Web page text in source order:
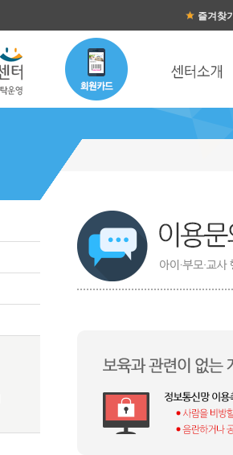
즐겨찾기
이용문의 목록